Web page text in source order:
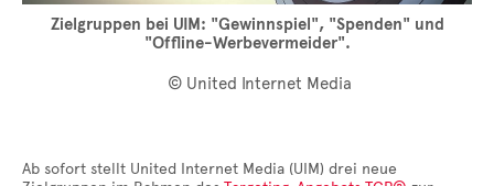
Zielgruppen bei UIM: "Gewinnspiel", "Spenden" und
"Offline-Werbevermeider".
© United Internet Media
Ab sofort stellt United Internet Media (UIM) drei neue